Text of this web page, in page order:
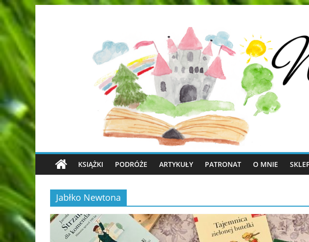
KSIĄŻKI PODRÓŻE ARTYKUŁY PATRONAT O MNIE
Jabłko Newtona